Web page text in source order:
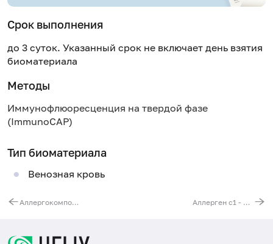
Срок выполнения
до 3 суток. Указанный срок не включает день взятия
биоматериала
Методы
Иммунофлюоресценция на твердой фазе
(ImmunoCAP)
Тип биоматериала
Венозная кровь
Аллергокомпонент w230 - амброзия nAmb a1, IgG (ImmunoCAP) Аллерген c1 - пенициллин G, IgE (ImmunoCAP)